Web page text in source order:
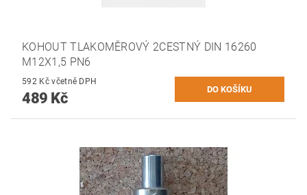
KOHOUT TLAKOMĚROVÝ 2CESTNÝ DIN 16260
M12X1,5 PN6
592 Kč včetně DPH
489 Kč